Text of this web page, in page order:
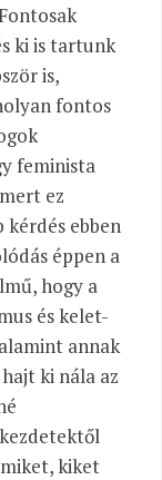
ki is tartunk
is,
fontos
feminista
ez
ebben
éppen a
hogy a
és kelet-
annak
ki nála az
kiket